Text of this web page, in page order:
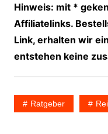
Hinweis: mit *
Affiliatelinks.
Link, erhalten wir
entstehen keine
Ratgeber